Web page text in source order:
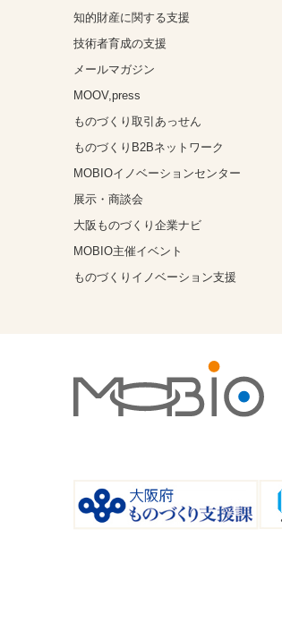
知的財産に関する支援
技術者育成の支援
メールマガジン
MOOV,press
ものづくり取引あっせん
ものづくりB2Bネットワーク
MOBIOイノベーションセンター
展示・商談会
大阪ものづくり企業ナビ
MOBIO主催イベント
ものづくりイノベーション支援